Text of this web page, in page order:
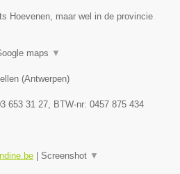
Hoevenen, maar wel in de provincie
maps ▼
(Antwerpen)
653 31 27 , BTW-nr: 0457 875 434
Screenshot ▼